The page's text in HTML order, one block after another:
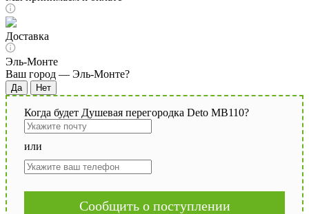
Доставка
Эль-Монте
Ваш город — Эль-Монте?
Когда будет Душевая перегородка Deto MB110?
или
Сообщить о поступлении